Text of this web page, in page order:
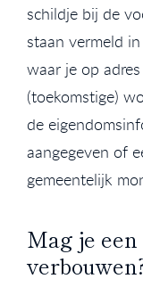
schildje bij de
staan vermeld
waar je op
(toekomstige)
de
aangegeven of
gemeentelijk
Mag je